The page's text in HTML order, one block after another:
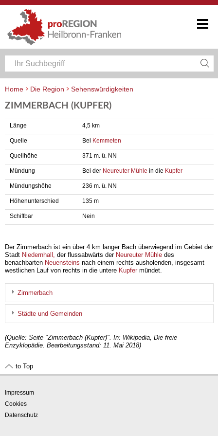
Home Die Region Sehenswürdigkeiten
ZIMMERBACH (KUPFER)
Länge 4,5 km
Quelle Bei Kemmeten
Quellhöhe 371 m. ü. NN
Mündung Bei der Neureuter Mühle in die Kupfer
Mündungshöhe 236 m. ü. NN
Höhenunterschied 135 m
Schiffbar Nein
Der Zimmerbach ist ein über 4 km langer Bach überwiegend im Gebiet der
Stadt Niedernhall, der flussabwärts der Neureuter Mühle des
benachbarten Neuensteins nach einem rechts ausholenden, insgesamt
westlichen Lauf von rechts in die untere Kupfermündet.
Zimmerbach
Städte und Gemeinden
(Quelle: Seite "Zimmerbach (Kupfer)". In: Wikipedia, Die freie
Enzyklopädie. Bearbeitungsstand: 11. Mai 2018)
to Top
Impressum
Cookies
Datenschutz